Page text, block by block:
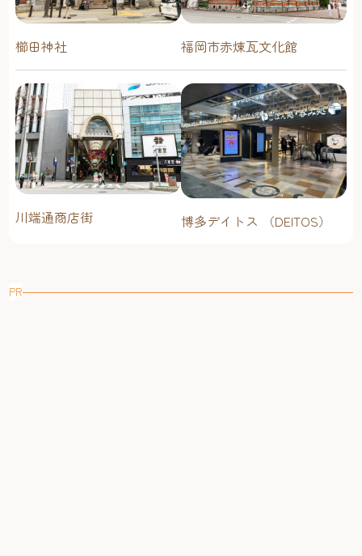
櫛田神社 福岡市赤煉瓦文化館
川端通商店街 博多デイトス （DEITOS）
PR